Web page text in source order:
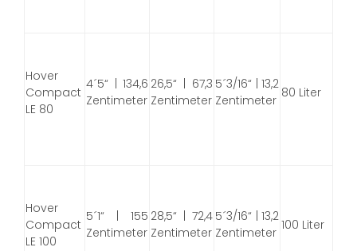
Hover
Compact
LE 80
4´5“ | 134,6
Zentimeter
26,5“ | 67,3
Zentimeter
5´3/16“ | 13,2
Zentimeter 80 Liter
Hover
Compact
LE 100
5´1“ | 155
Zentimeter
28,5“ | 72,4
Zentimeter
5´3/16“ | 13,2
Zentimeter 100 Liter